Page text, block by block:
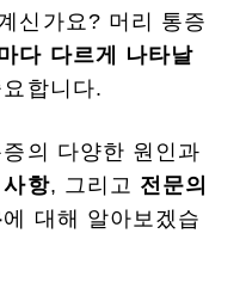
신가요? 머리 통증
다 다르게 나타날
합니다.
의 다양한 원인과
항, 그리고 전문의
에 대해 알아보겠습